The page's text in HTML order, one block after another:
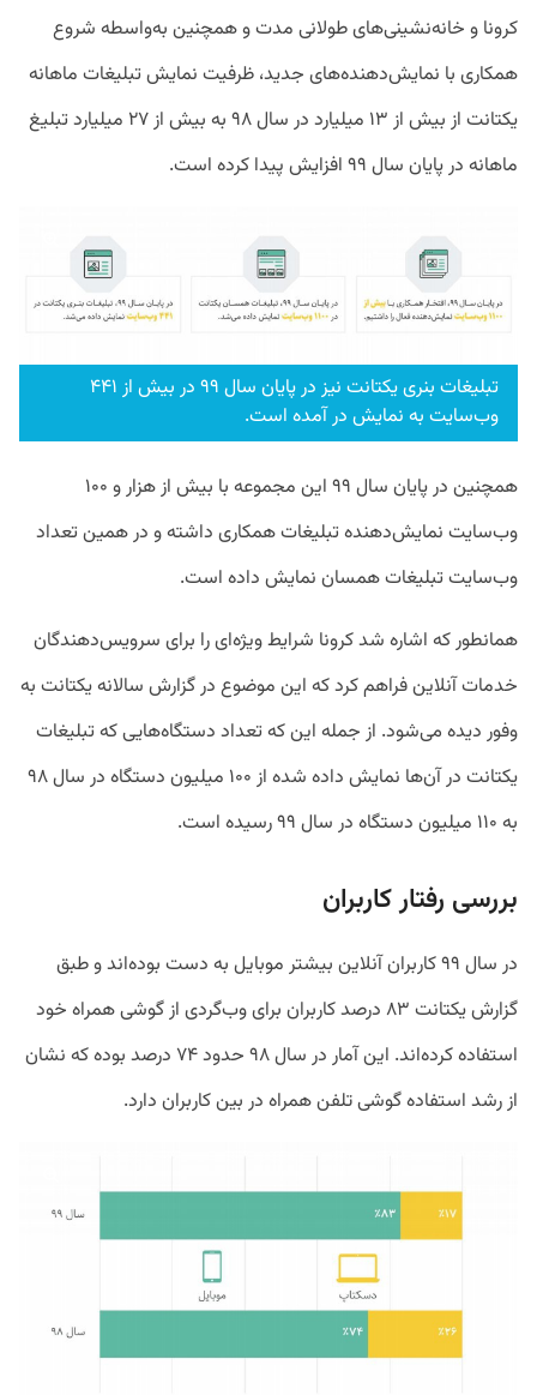
کرونا و خانه‌نشینی‌های طولانی مدت و همچنین به‌واسطه شروع
همکاری با نمایش‌دهنده‌های جدید، ظرفیت نمایش تبلیغات ماهانه
یکتانت از بیش از ۱۳ میلیارد در سال ۹۸ به بیش از ۲۷ میلیارد تبلیغ
ماهانه در پایان سال ۹۹ افزایش پیدا کرده است.
تبلیغات بنری یکتانت نیز در پایان سال ۹۹ در بیش از ۴۴۱
وب‌سایت به نمایش در آمده است.
همچنین در پایان سال ۹۹ این مجموعه با بیش از هزار و ۱۰۰
وب‌سایت نمایش‌دهنده تبلیغات همکاری داشته و در همین تعداد
وب‌سایت تبلیغات همسان نمایش داده است.
همانطور که اشاره شد کرونا شرایط ویژه‌ای را برای سرویس‌‌دهندگان
خدمات آنلاین فراهم کرد که این موضوع در گزارش سالانه یکتانت به
وفور دیده می‌شود. از جمله این که تعداد دستگاه‌هایی که تبلیغات
یکتانت در آن‌ها نمایش داده شده از ۱۰۰ میلیون دستگاه در سال ۹۸
به ۱۱۰ میلیون دستگاه در سال ۹۹ رسیده است.
بررسی رفتار کاربران
در سال ۹۹ کاربران آنلاین بیشتر موبایل به دست بوده‌اند و طبق
گزارش یکتانت ۸۳ درصد کاربران برای وب‌گردی از گوشی همراه خود
استفاده کرده‌اند. این آمار در سال ۹۸ حدود ۷۴ درصد بوده که نشان
از رشد استفاده گوشی تلفن همراه در بین کاربران دارد.